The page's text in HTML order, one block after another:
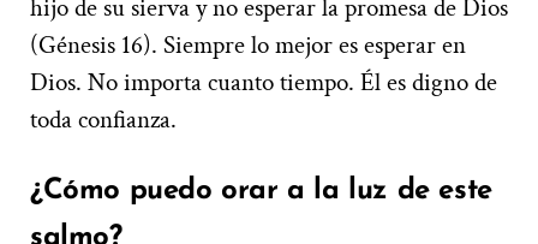
hijo de su sierva y no esperar la promesa de Dios
(Génesis 16). Siempre lo mejor es esperar en
Dios. No importa cuanto tiempo. Él es digno de
toda confianza.
¿Cómo puedo orar a la luz de este
salmo?